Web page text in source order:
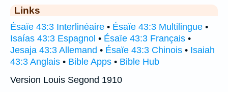
Links
Ésaïe 43:3 Interlinéaire • Ésaïe 43:3 Multilingue •
Isaías 43:3 Espagnol • Ésaïe 43:3 Français •
Jesaja 43:3 Allemand • Ésaïe 43:3 Chinois • Isaiah
43:3 Anglais • Bible Apps • Bible Hub
Version Louis Segond 1910